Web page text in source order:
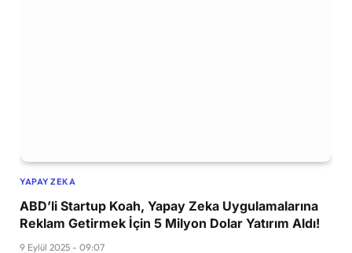
YAPAY ZEKA
ABD’li Startup Koah, Yapay Zeka Uygulamalarına
Reklam Getirmek İçin 5 Milyon Dolar Yatırım Aldı!
9 Eylül 2025 - 09:07